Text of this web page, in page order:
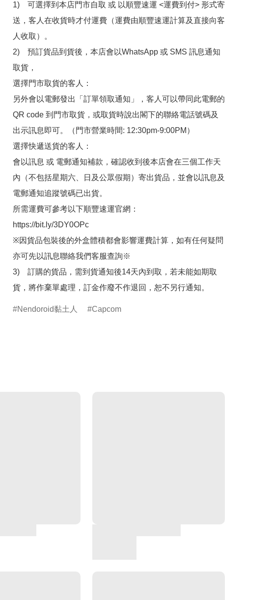
1)　可選擇到本店門市自取 或 以順豐速運 <運費到付> 形式寄
送，客人在收貨時才付運費（運費由順豐速運計算及直接向客
人收取）。
2)　預訂貨品到貨後，本店會以WhatsApp 或 SMS 訊息通知
取貨，
選擇門市取貨的客人：
另外會以電郵發出「訂單領取通知」，客人可以帶同此電郵的
QR code 到門市取貨，或取貨時說出閣下的聯絡電話號碼及
出示訊息即可。（門市營業時間: 12:30pm-9:00PM）
選擇快遞送貨的客人：
會以訊息 或 電郵通知補款，確認收到後本店會在三個工作天
內（不包括星期六、日及公眾假期）寄出貨品，並會以訊息及
電郵通知追蹤號碼已出貨。
所需運費可參考以下順豐速運官網：
https://bit.ly/3DY0OPc
※因貨品包裝後的外盒體積都會影響運費計算，如有任何疑問
亦可先以訊息聯絡我們客服查詢※
3)　訂購的貨品，需到貨通知後14天內到取，若未能如期取
貨，將作棄單處理，訂金作廢不作退回，恕不另行通知。
Nendoroid黏土人 Capcom